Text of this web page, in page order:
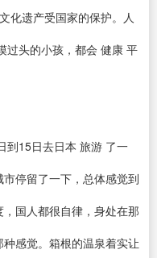
化遗产受国家的保护。人
过头的小孩，都会 健康 平
到15日去日本 旅游 了一
停留了一下，总体感觉到
国人都很自律，身处在那
感觉。箱根的温泉着实让